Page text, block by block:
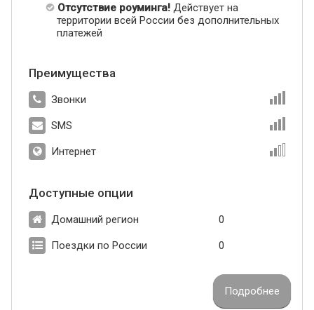
Отсутствие роуминга! Действует на
территории всей России без дополнительных
платежей
Преимущества
Звонки
SMS
Интернет
Доступные опции
Домашний регион 0
Поездки по России 0
Подробнее